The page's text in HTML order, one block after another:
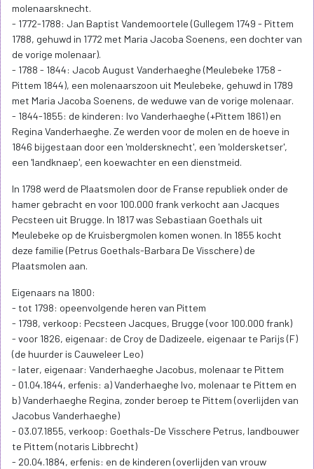
molenaarsknecht.
- 1772-1788: Jan Baptist Vandemoortele (Gullegem 1749 - Pittem
1788, gehuwd in 1772 met Maria Jacoba Soenens, een dochter van
de vorige molenaar).
- 1788 - 1844: Jacob August Vanderhaeghe (Meulebeke 1758 -
Pittem 1844), een molenaarszoon uit Meulebeke, gehuwd in 1789
met Maria Jacoba Soenens, de weduwe van de vorige molenaar.
- 1844-1855: de kinderen: Ivo Vanderhaeghe (+Pittem 1861) en
Regina Vanderhaeghe. Ze werden voor de molen en de hoeve in
1846 bijgestaan door een 'moldersknecht', een 'moldersketser',
een 'landknaep', een koewachter en een dienstmeid.
In 1798 werd de Plaatsmolen door de Franse republiek onder de
hamer gebracht en voor 100.000 frank verkocht aan Jacques
Pecsteen uit Brugge. In 1817 was Sebastiaan Goethals uit
Meulebeke op de Kruisbergmolen komen wonen. In 1855 kocht
deze familie (Petrus Goethals-Barbara De Visschere) de
Plaatsmolen aan.
Eigenaars na 1800:
- tot 1798: opeenvolgende heren van Pittem
- 1798, verkoop: Pecsteen Jacques, Brugge (voor 100.000 frank)
- voor 1826, eigenaar: de Croy de Dadizeele, eigenaar te Parijs (F)
(de huurder is Cauweleer Leo)
- later, eigenaar: Vanderhaeghe Jacobus, molenaar te Pittem
- 01.04.1844, erfenis: a) Vanderhaeghe Ivo, molenaar te Pittem en
b) Vanderhaeghe Regina, zonder beroep te Pittem (overlijden van
Jacobus Vanderhaeghe)
- 03.07.1855, verkoop: Goethals-De Visschere Petrus, landbouwer
te Pittem (notaris Libbrecht)
- 20.04.1884, erfenis: en de kinderen (overlijden van vrouw